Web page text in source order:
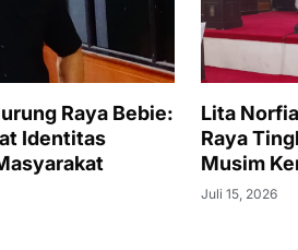
Raya Bebie:
Identitas
Lita
Raya
Musim
Juli 15, 2026